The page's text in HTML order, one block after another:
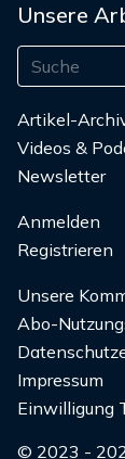
Unsere
Artikel-
Videos &
Newsletter
Anmelden
Registrieren
Unsere
Abo-
Impressum
Einwilligung
© 2023 -